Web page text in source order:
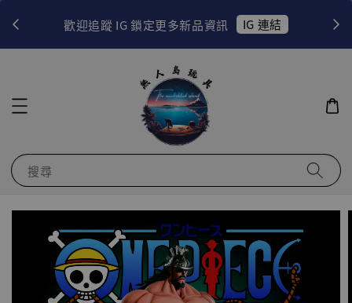
歡迎追蹤 IG 鎖定更多新品資訊 IG 連結
搜尋